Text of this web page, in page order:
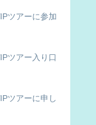
ツアーに参加
ツアー入り口
ツアーに申し